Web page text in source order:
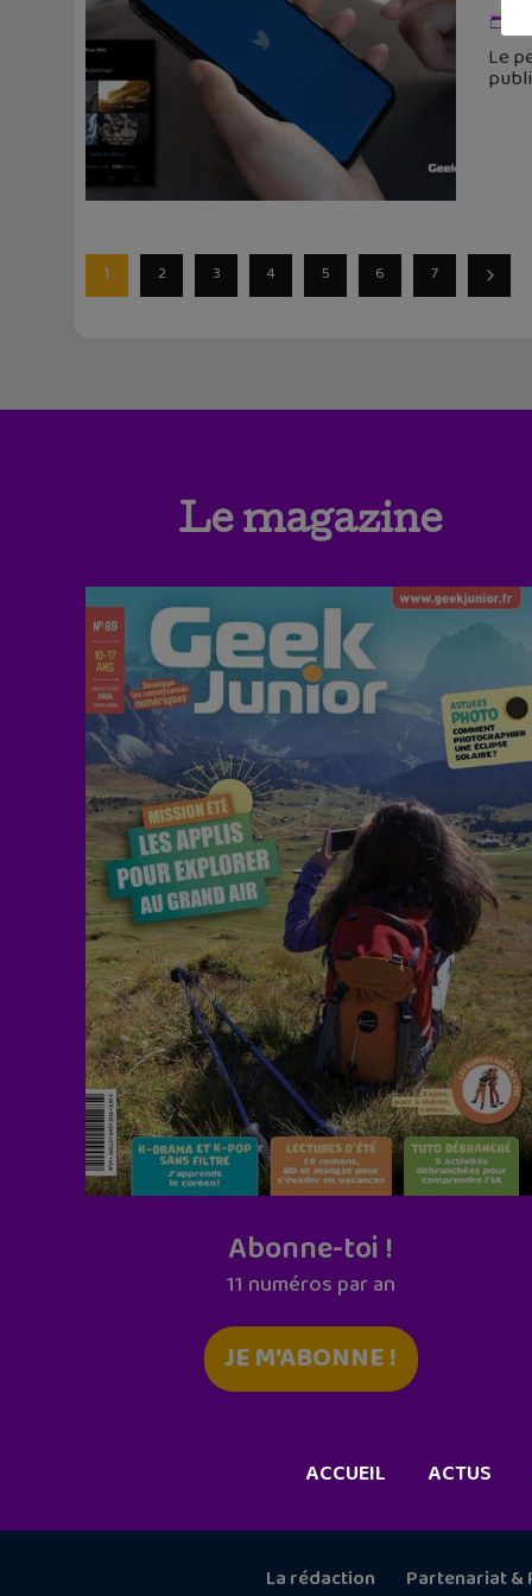
Le
1 2 3 4 5 6 7
Le magazine
Abonne-toi !
11 numéros par an
JE M'ABONNE !
ACCUEIL ACTUS
La rédaction Partenariat &